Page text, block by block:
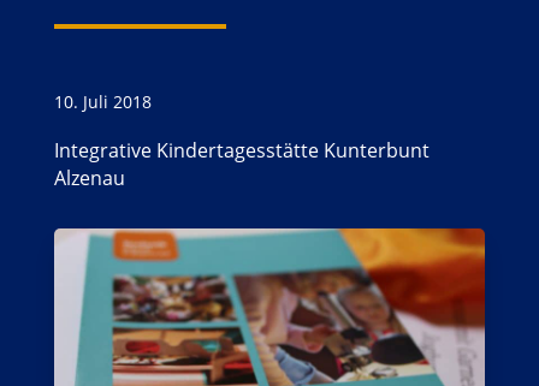
10. Juli 2018
Integrative Kindertagesstätte Kunterbunt
Alzenau